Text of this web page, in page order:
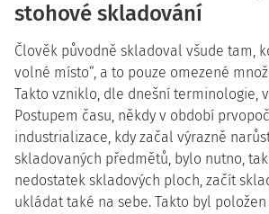
stohové skladování
Člověk původně skladoval všude tam,
volné místo“, a to pouze omezené
Takto vzniklo, dle dnešní terminologie,
Postupem času, někdy v období
industrializace, kdy začal výrazně
skladovaných předmětů, bylo nutno,
nedostatek skladových ploch, začít
ukládat také na sebe. Takto byl